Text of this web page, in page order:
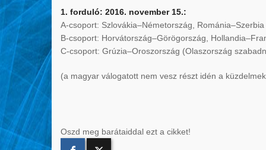
1. forduló: 2016. november 15.:
A-csoport: Szlovákia–Németország, Románia–Szerbia
B-csoport: Horvátország–Görögország,
C-csoport: Grúzia–Oroszország (Olaszország
(a magyar válogatott nem vesz részt idén a
Oszd meg barátaiddal ezt a cikket!